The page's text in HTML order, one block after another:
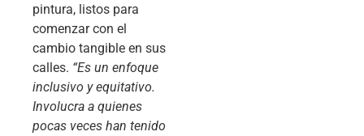
pintura, listos para
comenzar con el
cambio tangible en sus
calles. “Es un enfoque
inclusivo y equitativo.
Involucra a quienes
pocas veces han tenido